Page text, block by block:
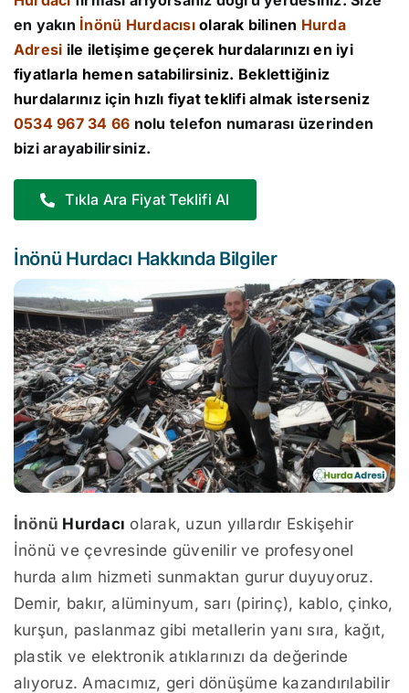
en yakın İnönü Hurdacısı olarak bilinen Hurda
Adresi ile iletişime geçerek hurdalarınızı en iyi
fiyatlarla hemen satabilirsiniz. Beklettiğiniz
hurdalarınız için hızlı fiyat teklifi almak isterseniz
0534 967 34 66 nolu telefon numarası üzerinden
bizi arayabilirsiniz.
Tıkla Ara Fiyat Teklifi Al
İnönü Hurdacı Hakkında Bilgiler
İnönü Hurdacı olarak, uzun yıllardır Eskişehir
İnönü ve çevresinde güvenilir ve profesyonel
hurda alım hizmeti sunmaktan gurur duyuyoruz.
Demir, bakır, alüminyum, sarı (pirinç), kablo, çinko,
kurşun, paslanmaz gibi metallerin yanı sıra, kağıt,
plastik ve elektronik atıklarınızı da değerinde
alıyoruz. Amacımız, geri dönüşüme kazandırılabilir